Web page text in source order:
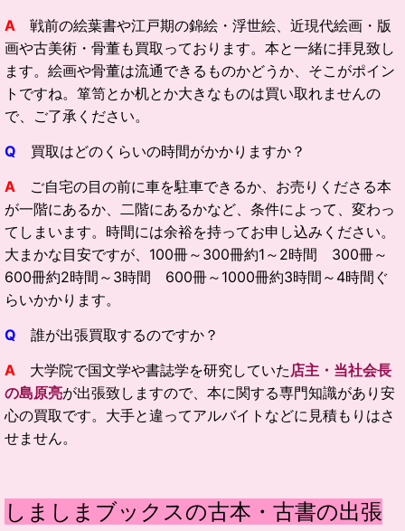
A
戦前の絵葉書や江戸期の錦絵・浮世絵、近現代絵画・版
画や古美術・骨董も買取っております。本と一緒に拝見致し
ます。絵画や骨董は流通できるものかどうか、そこがポイン
トですね。箪笥とか机とか大きなものは買い取れませんの
で、ご了承ください。
Q 買取はどのくらいの時間がかかりますか？
A ご自宅の目の前に車を駐車できるか、お売りくださる本
が一階にあるか、二階にあるかなど、条件によって、変わっ
てしまいます。時間には余裕を持ってお申し込みください。
大まかな目安ですが、100冊～300冊約1～2時間 300冊～
600冊約2時間～3時間 600冊～1000冊約3時間～4時間ぐ
らいかかります。
Q 誰が出張買取するのですか？
A 大学院で国文学や書誌学を研究していた 店主・当社会長
の島原亮が出張致しますので、本に関する専門知識があり安
心の買取です。大手と違ってアルバイトなどに見積もりはさ
せません。
しましまブックスの古本・古書の出張